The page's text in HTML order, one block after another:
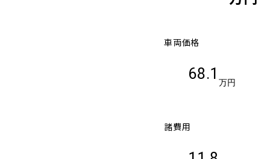
少な
車両価格
68.1
万円
諸費用